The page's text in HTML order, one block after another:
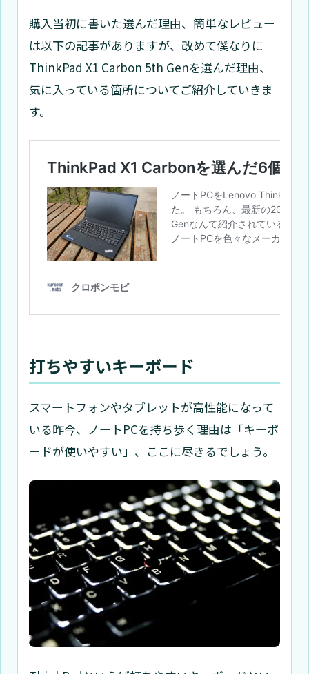
購入当初に書いた選んだ理由、簡単なレビュー
は以下の記事がありますが、改めて僕なりに
ThinkPad X1 Carbon 5th Genを選んだ理由、
気に入っている箇所についてご紹介していきま
す。
打ちやすいキーボード
スマートフォンやタブレットが高性能になって
いる昨今、ノートPCを持ち歩く理由は「キーボ
ードが使いやすい」、ここに尽きるでしょう。